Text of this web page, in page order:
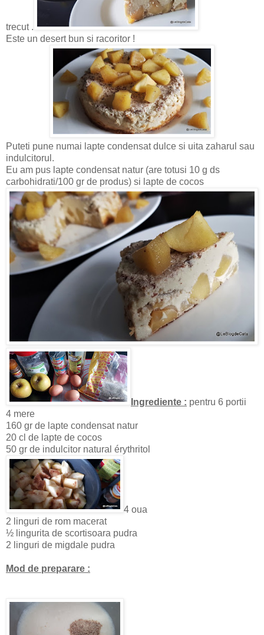
trecut .
Este un desert bun si racoritor !
Puteti pune numai lapte condensat dulce si uita zaharul sau
indulcitorul.
Eu am pus lapte condensat natur (are totusi 10 g ds
carbohidrati/100 gr de produs) si lapte de cocos
Ingrediente : pentru 6 portii
4 mere
160 gr de lapte condensat natur
20 cl de lapte de cocos
50 gr de indulcitor natural érythritol
4 oua
2 linguri de rom macerat
½ lingurita de scortisoara pudra
2 linguri de migdale pudra
Mod de preparare :